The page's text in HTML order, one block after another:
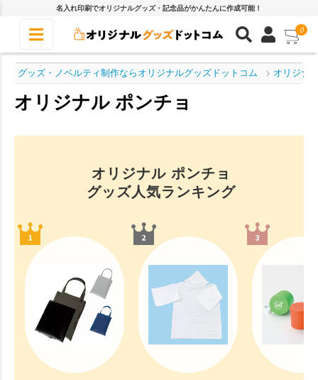
名入れ印刷でオリジナルグッズ・記念品がかんたんに作成可能！
0
グッズ・ノベルティ制作ならオリジナルグッズドットコム オリジナ
オリジナル ポンチョ
オリジナル ポンチョ
グッズ人気ランキング